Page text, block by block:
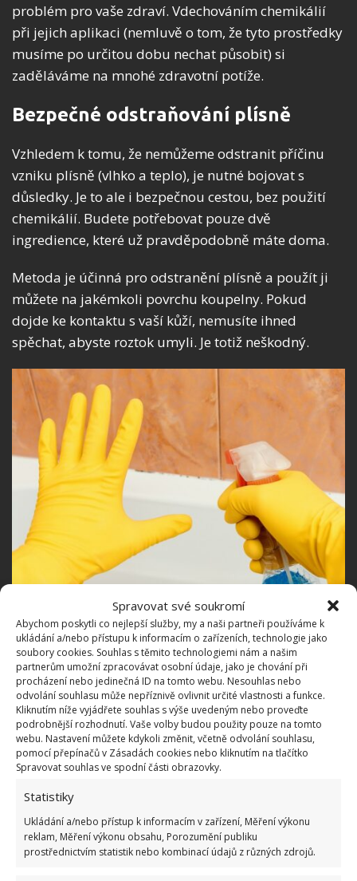
Spravovat své soukromí
Abychom poskytli co nejlepší služby, my a naši partneři používáme k
ukládání a/nebo přístupu k informacím o zařízeních, technologie jako
soubory cookies. Souhlas s těmito technologiemi nám a našim
partnerům umožní zpracovávat osobní údaje, jako je chování při
procházení nebo jedinečná ID na tomto webu. Nesouhlas nebo
odvolání souhlasu může nepříznivě ovlivnit určité vlastnosti a funkce.
Kliknutím níže vyjádřete souhlas s výše uvedeným nebo proveďte
podrobnější rozhodnutí. Vaše volby budou použity pouze na tomto
webu. Nastavení můžete kdykoli změnit, včetně odvolání souhlasu,
pomocí přepínačů v Zásadách cookies nebo kliknutím na tlačítko
Spravovat souhlas ve spodní části obrazovky.
Statistiky
Ukládání a/nebo přístup k informacím v zařízení, Měření výkonu
reklam, Měření výkonu obsahu, Porozumění publiku
prostřednictvím statistik nebo kombinací údajů z různých zdrojů.
problém pro vaše zdraví. Vdechováním chemikálií
při jejich aplikaci (nemluvě o tom, že tyto prostředky
musíme po určitou dobu nechat působit) si
zaděláváme na mnohé zdravotní potíže.
Bezpečné odstraňování plísně
Vzhledem k tomu, že nemůžeme odstranit příčinu
vzniku plísně (vlhko a teplo), je nutné bojovat s
důsledky. Je to ale i bezpečnou cestou, bez použití
chemikálií. Budete potřebovat pouze dvě
ingredience, které už pravděpodobně máte doma.
Metoda je účinná pro odstranění plísně a použít ji
můžete na jakémkoli povrchu koupelny. Pokud
dojde ke kontaktu s vaší kůží, nemusíte ihned
spěchat, abyste roztok umyli. Je totiž neškodný.
Fotografie: Depositphotos
V čem spočívá tajemství?
Tou zázračnou ingrediencí není nic jiného, než právě
potravinářský ocet. Ten můžeme používat na čištění
celé spousty míst v domácnosti. Účinně si poradí
také s plísní. Druhou ingrediencí, která bude asi
poměrně překvapivá, je prací prostředek. Smíchejte
nanést také na svislá místa (například spáry
kachliček v koupelně). Zde se pasta dobře udrží.
Směs totiž musí na plísni působit asi 10 minut. Poté